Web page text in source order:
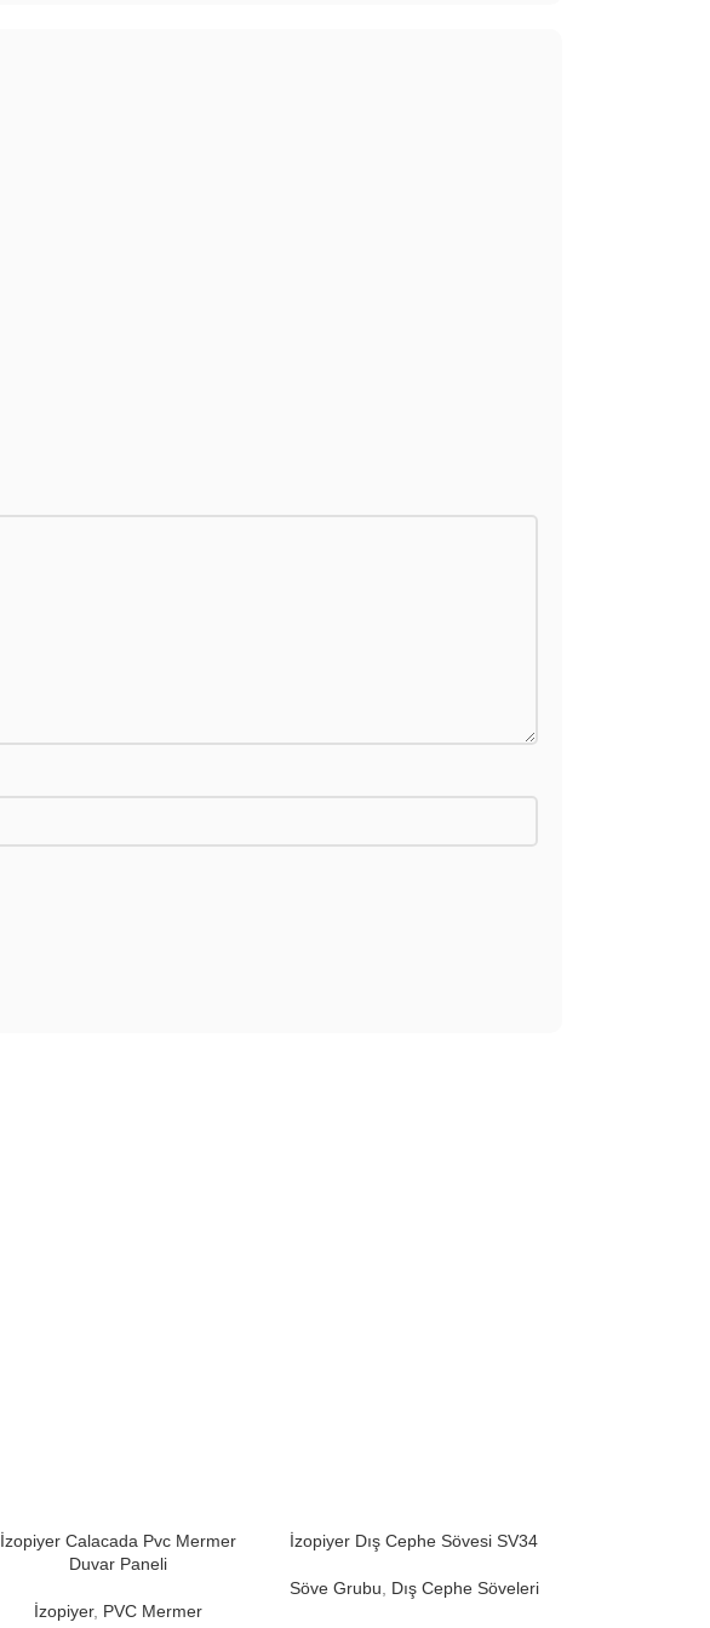
İzopiyer Calacada Pvc Mermer
Duvar Paneli
İzopiyer, PVC Mermer
İzopiyer Dış Cephe Sövesi SV34
Söve Grubu Dış Cephe Söveleri